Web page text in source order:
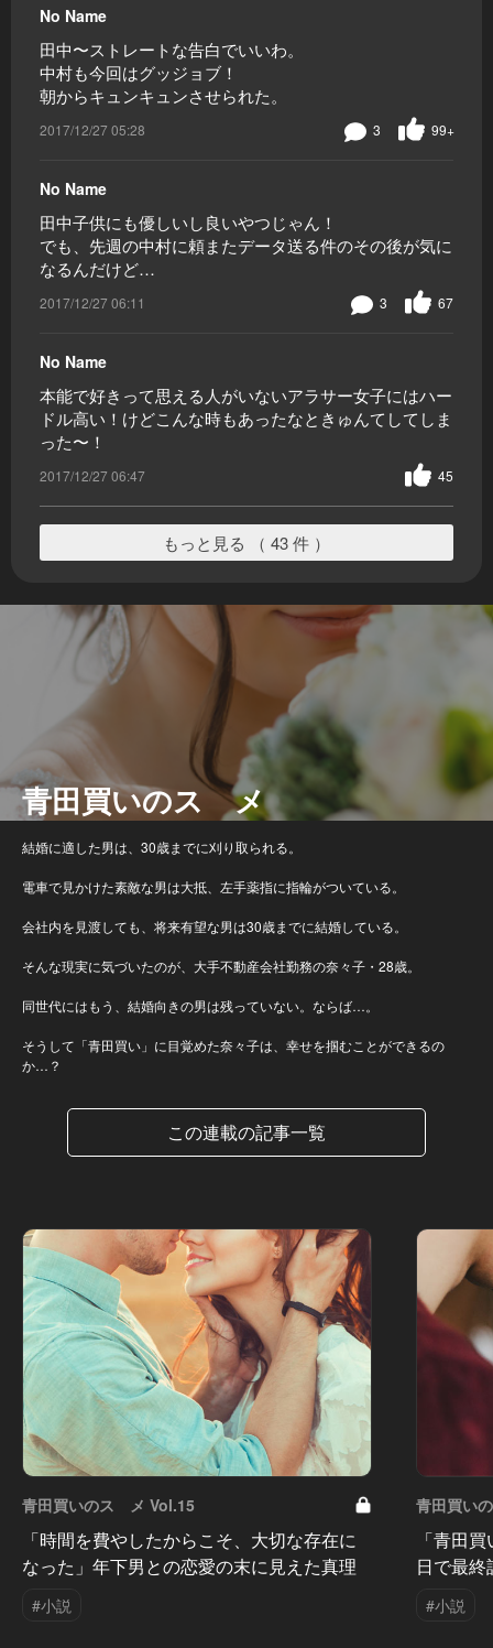
No Name
田中〜ストレートな告白でいいわ。
中村も今回はグッジョブ！
朝からキュンキュンさせられた。
2017/12/27 05:28 99+
3
No Name
田中子供にも優しいし良いやつじゃん！
でも、先週の中村に頼またデータ送る件のその後が気に
なるんだけど…
2017/12/27 06:11 67
3
No Name
本能で好きって思える人がいないアラサー女子にはハー
ドル高い！けどこんな時もあったなときゅんてしてしま
った〜！
2017/12/27 06:47 45
もっと見る （ 43 件 ）
青田買いのスゝメ
結婚に適した男は、30歳までに刈り取られる。
電車で見かけた素敵な男は大抵、左手薬指に指輪がついている。
会社内を見渡しても、将来有望な男は30歳までに結婚している。
そんな現実に気づいたのが、大手不動産会社勤務の奈々子・28歳。
同世代にはもう、結婚向きの男は残っていない。ならば…。
そうして「青田買い」に目覚めた奈々子は、幸せを掴むことができるの
か…？
この連載の記事一覧
青田買いのスゝメ Vol.15
「時間を費やしたからこそ、大切な存在に
なった」年下男との恋愛の末に見えた真理
#小説
青田買い
「青田
日で最
#小説